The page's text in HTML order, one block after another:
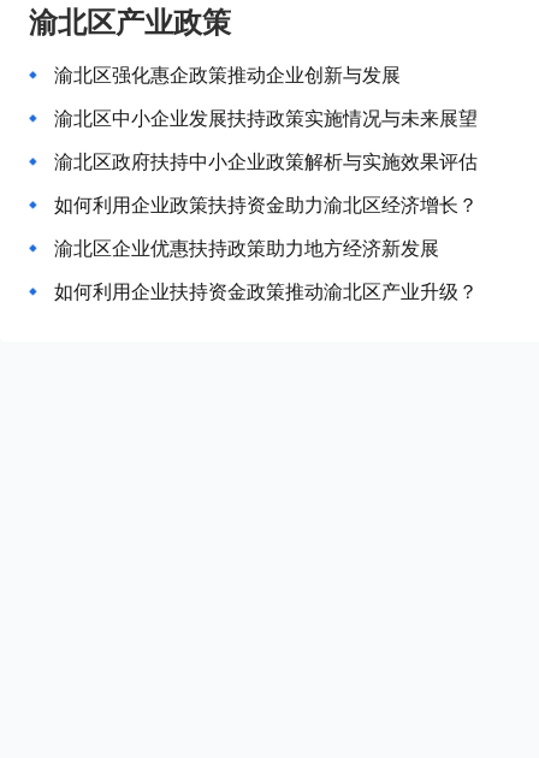
渝北区产业政策
渝北区强化惠企政策推动企业创新与发展
渝北区中小企业发展扶持政策实施情况与未来展望
渝北区政府扶持中小企业政策解析与实施效果评估
如何利用企业政策扶持资金助力渝北区经济增长？
渝北区企业优惠扶持政策助力地方经济新发展
如何利用企业扶持资金政策推动渝北区产业升级？